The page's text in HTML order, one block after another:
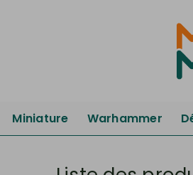
Miniature Warhammer